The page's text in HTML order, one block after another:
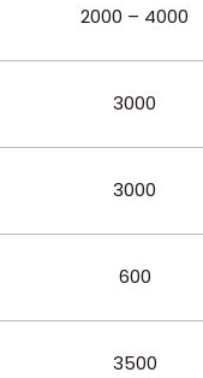
2000 – 4000
3000
3000
600
3500